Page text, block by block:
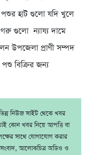
পশুর হাট গুলো যদি খুলে
গরু গুলো ন্যায্য দামে
উপজেলা প্রাণী সম্পদ
বিক্রির জন্য
নিউজ সাইট থেকে খবর
কোন খবর নিয়ে আপত্তি বা
সাথে যোগাযোগ করার
আলোকচিত্র অডিও ও